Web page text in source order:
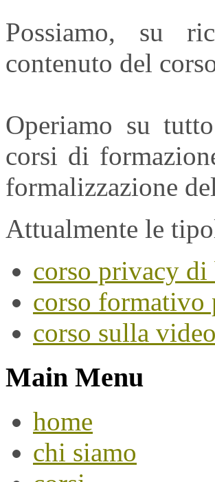
Possiamo, su
contenuto del
Operiamo su
corsi di
formalizzazione
Attualmente le
corso privacy di
corso formativo
corso sulla
Main Menu
home
chi siamo